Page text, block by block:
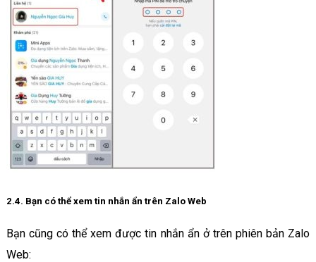
2.4. Bạn có thể xem tin nhắn ẩn trên Zalo Web
Bạn cũng có thể xem được tin nhắn ẩn ở trên phiên bản Zalo
Web: